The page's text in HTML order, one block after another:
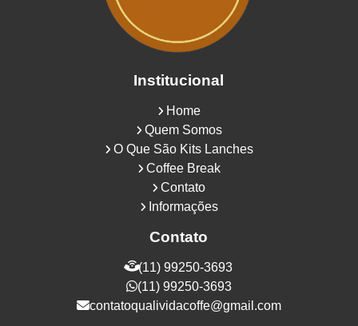
Institucional
Home
Quem Somos
O Que São Kits Lanches
Coffee Break
Contato
Informações
Contato
(11) 99250-3693
(11) 99250-3693
contatoqualividacoffe@gmail.com